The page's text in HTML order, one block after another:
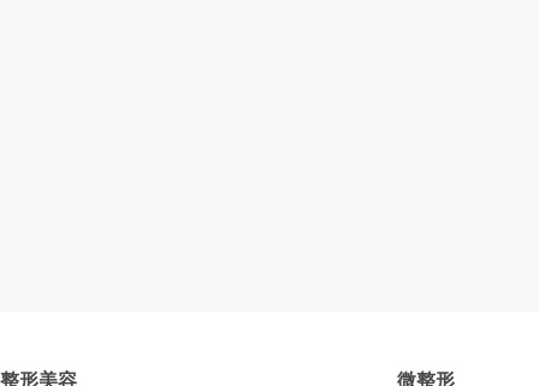
整形美容 微整形